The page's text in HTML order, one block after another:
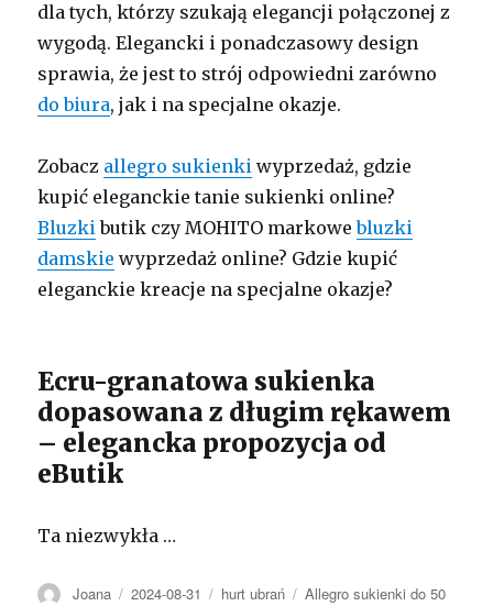
dla tych, którzy szukają elegancji połączonej z
wygodą. Elegancki i ponadczasowy design
sprawia, że jest to strój odpowiedni zarówno
do biura, jak i na specjalne okazje.
Zobacz allegro sukienki wyprzedaż, gdzie
kupić eleganckie tanie sukienki online?
Bluzkibutik czy MOHITO markowebluzki
damskie wyprzedaż online? Gdzie kupić
eleganckie kreacje na specjalne okazje?
Ecru-granatowa sukienka
dopasowana z długim rękawem
– elegancka propozycja od
eButik
Ta niezwykła …
Autor
Joana Opublikowano
2024-08-31 Kategorie
hurt ubrań Tagi
Allegro sukienki do 50